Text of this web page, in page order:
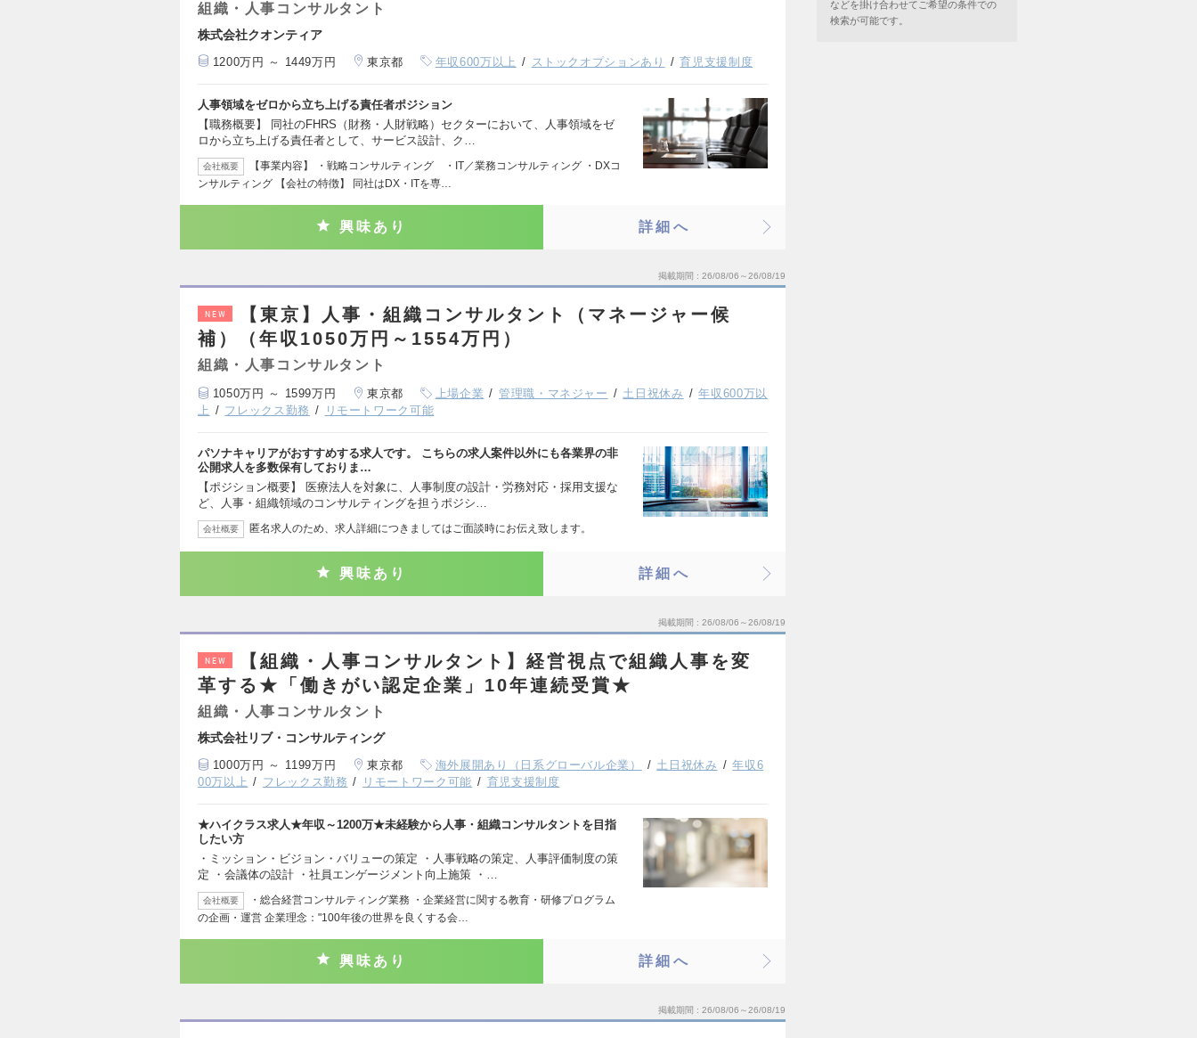
組織・人事コンサルタント
株式会社クオンティア
1200万円 ～ 1449万円 東京都 年収600万以上 ストックオプションあり 育児支援制度
人事領域をゼロから立ち上げる責任者ポジション
【職務概要】 同社のFHRS（財務・人財戦略）セクターにおいて、人事領域をゼ
ロから立ち上げる責任者として、サービス設計、ク…
会社概要
【事業内容】 ・戦略コンサルティング ・IT／業務コンサルティング ・DXコ
ンサルティング 【会社の特徴】 同社はDX・ITを専…
興味あり 詳細へ
掲載期間 26/08/06～26/08/19
NEW
【東京】人事・組織コンサルタント（マネージャー候
補）（年収1050万円～1554万円）
組織・人事コンサルタント
1050万円 ～ 1599万円 東京都 上場企業 管理職・マネジャー 土日祝休み
年収600万以
上
フレックス勤務 リモートワーク可能
パソナキャリアがおすすめする求人です。 こちらの求人案件以外にも各業界の非
公開求人を多数保有しておりま…
【ポジション概要】 医療法人を対象に、人事制度の設計・労務対応・採用支援な
ど、人事・組織領域のコンサルティングを担うポジシ…
会社概要 匿名求人のため、求人詳細につきましてはご面談時にお伝え致します。
興味あり 詳細へ
掲載期間 26/08/06～26/08/19
NEW
【組織・人事コンサルタント】経営視点で組織人事を変
革する★「働きがい認定企業」10年連続受賞★
組織・人事コンサルタント
株式会社リブ・コンサルティング
1000万円 ～ 1199万円 東京都 海外展開あり（日系グローバル企業） 土日祝休み
年収6
00万以上
フレックス勤務 リモートワーク可能 育児支援制度
★ハイクラス求人★年収～1200万★未経験から人事・組織コンサルタントを目指
したい方
・ミッション・ビジョン・バリューの策定 ・人事戦略の策定、人事評価制度の策
定 ・会議体の設計 ・社員エンゲージメント向上施策 ・…
会社概要
・総合経営コンサルティング業務 ・企業経営に関する教育・研修プログラム
の企画・運営 企業理念："100年後の世界を良くする会…
興味あり 詳細へ
掲載期間 26/08/06～26/08/19
などを掛け合わせてご希望の条件での
検索が可能です。